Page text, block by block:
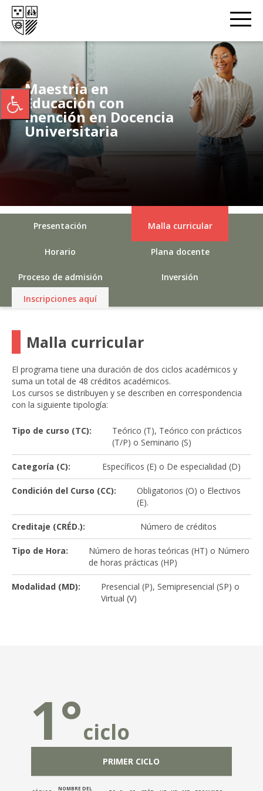
Maestría en
Educación con
mención en Docencia
Universitaria
Presentación Malla curricular
Horario Plana docente
Proceso de admisión
Inversión
Inscripciones aquí
Malla curricular
El programa tiene una duración de dos ciclos académicos y
suma un total de 48 créditos académicos.
Los cursos se distribuyen y se describen en correspondencia
con la siguiente tipología:
Tipo de curso (TC):
Teórico (T), Teórico con prácticos
(T/P) o Seminario (S)
Categoría (C): Específicos (E) o De especialidad (D)
Condición del Curso (CC):
Obligatorios (O) o Electivos
(E).
Creditaje (CRÉD.): Número de créditos
Tipo de Hora:
Número de horas teóricas (HT) o Número
de horas prácticas (HP)
Modalidad (MD):
Presencial (P), Semipresencial (SP) o
Virtual (V)
1°ciclo
PRIMER CICLO
NOMBRE DEL